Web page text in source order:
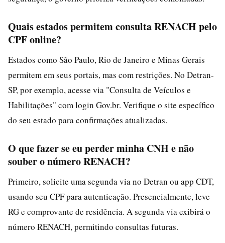
Quais estados permitem consulta RENACH pelo
CPF online?
Estados como São Paulo, Rio de Janeiro e Minas Gerais
permitem em seus portais, mas com restrições. No Detran-
SP, por exemplo, acesse via "Consulta de Veículos e
Habilitações" com login Gov.br. Verifique o site específico
do seu estado para confirmações atualizadas.
O que fazer se eu perder minha CNH e não
souber o número RENACH?
Primeiro, solicite uma segunda via no Detran ou app CDT,
usando seu CPF para autenticação. Presencialmente, leve
RG e comprovante de residência. A segunda via exibirá o
número RENACH, permitindo consultas futuras.